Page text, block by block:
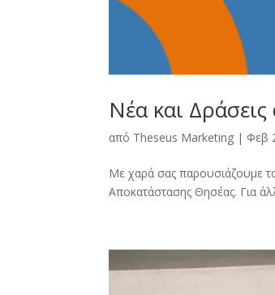
Νέα και
από Theseus Marketing | Φεβ
Με χαρά σας παρουσιάζουμε
Αποκατάστασης Θησέας. Για